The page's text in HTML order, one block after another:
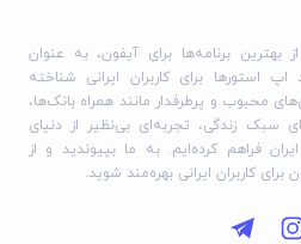
بهترین برنامه‌ها برای آیفون، به عنوان
استورها برای کاربران ایرانی شناخته
محبوب و پرطرفدار مانند همراه بانک‌ها،
سبک زندگی، تجربه‌ای بی‌نظیر از دنیای
فراهم کرده‌ایم. به ما بپیوندید و از
کاربران ایرانی بهره‌مند شوید.